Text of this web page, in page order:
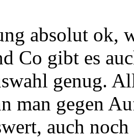
absolut ok,
Co gibt es
genug.
man gegen
auch